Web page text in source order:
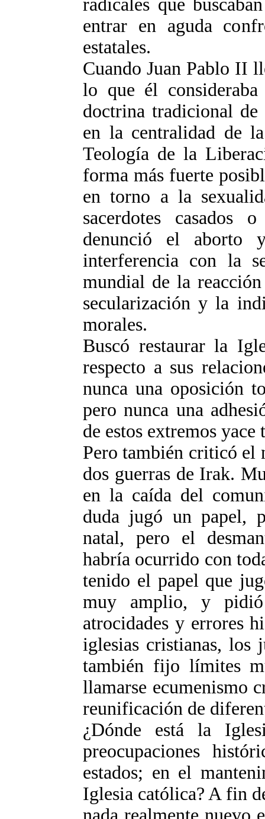
radicales que
entrar en aguda
estatales.
Cuando Juan Pablo II
lo que él
doctrina tradicional
en la centralidad de
Teología de la
forma más fuerte
en torno a la
sacerdotes casados
denunció el aborto
interferencia con la
mundial de la
secularización y la
morales.
Buscó restaurar la
respecto a sus
nunca una oposición
pero nunca una
de estos extremos
Pero también criticó el
dos guerras de Irak.
en la caída del
duda jugó un papel,
natal, pero el
habría ocurrido con
tenido el papel que
muy amplio, y
atrocidades y errores
iglesias cristianas, los
también fijo límites
llamarse ecumenismo
reunificación de
¿Dónde está la
preocupaciones
estados; en el
Iglesia católica? A fin